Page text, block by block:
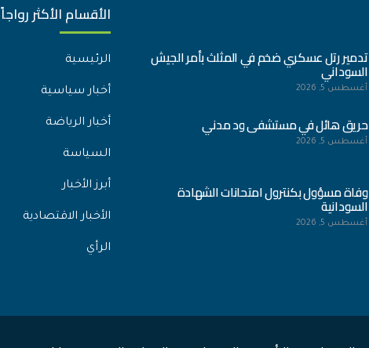
تدمير رتل عسكري ضخم في المثلث بأمر الجيش
السوداني
أغسطس 5, 2026
حريق هائل في مستشفى ود مدني
أغسطس 5, 2026
وفاة مسؤول بكنترول امتحانات الشهادة
السودانية
أغسطس 5, 2026
الأقسام الأكثر رواجاً
الرئيسية
أخبار سياسية
أخبار الرياضة
السياسة
أبرز الأخبار
الأخبار الاقتصادية
الرأي